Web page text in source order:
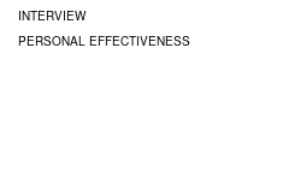
INTERVIEW
PERSONAL EFFECTIVENESS